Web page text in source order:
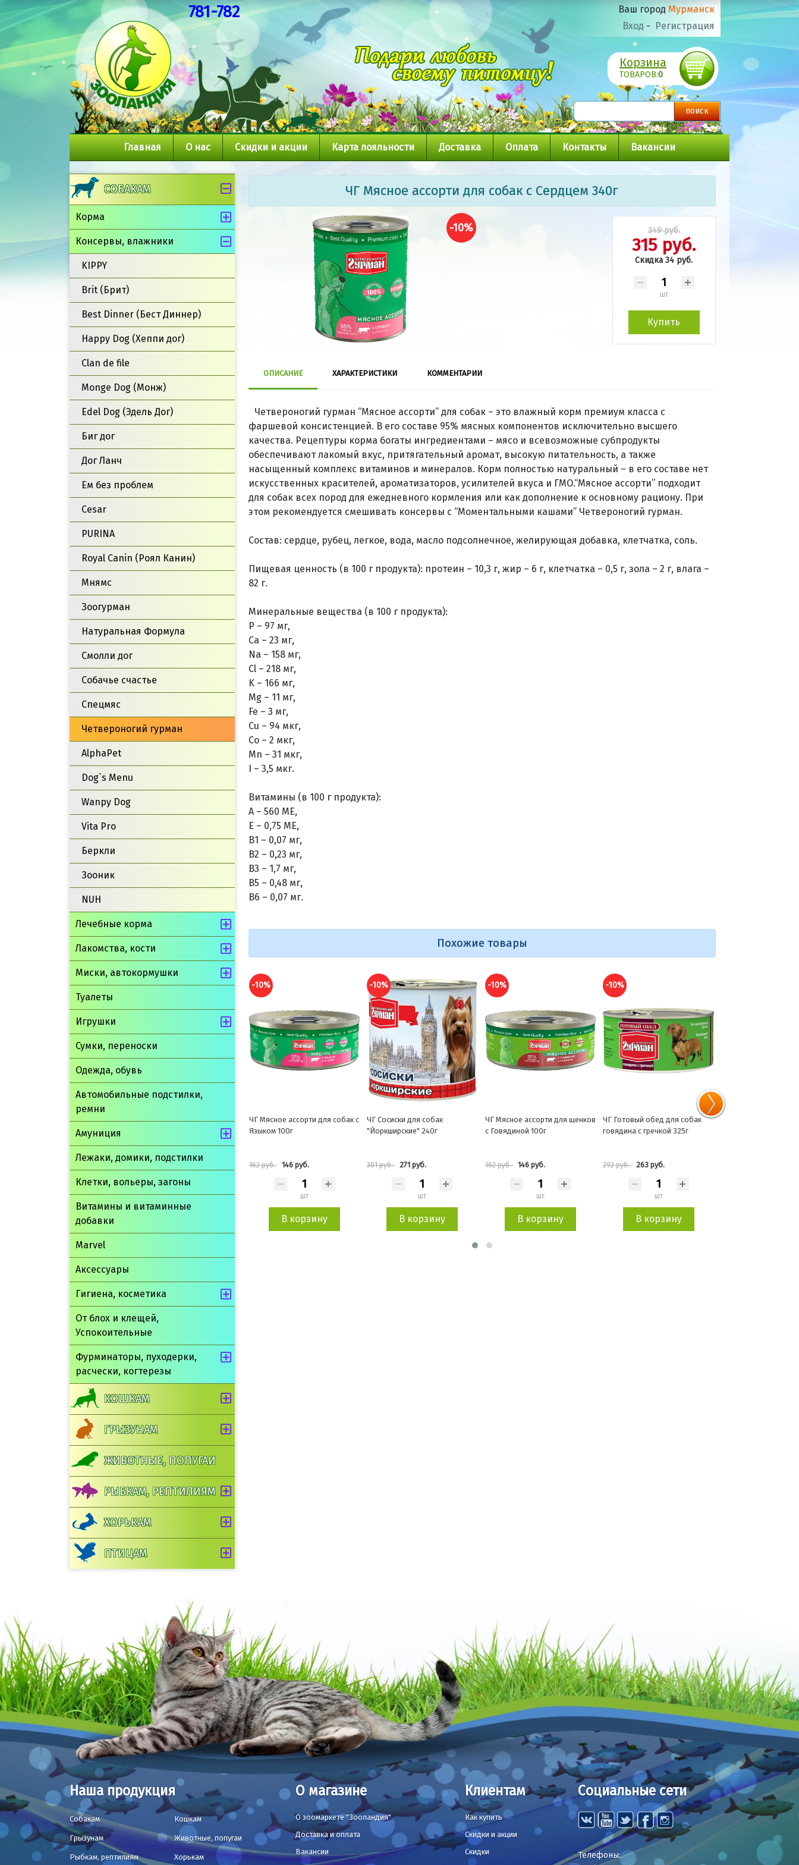
781-782 Ваш город Мурманск
Вход - Регистрация
Корзина
ТОВАРОВ:0
Главная О нас Скидки и акции Карта лояльности Доставка Оплата Контакты Вакансии
СОБАКАМ
Корма
Консервы, влажники
KIPPY
Brit (Брит)
Best Dinner (Бест Диннер)
Happy Dog (Хеппи дог)
Clan de file
Monge Dog (Монж)
Edel Dog (Эдель Дог)
Биг дог
Дог Ланч
Ем без проблем
Cesar
PURINA
Royal Canin (Роял Канин)
Мнямс
Зоогурман
Натуральная Формула
Смолли дог
Собачье счастье
Спецмяс
Четвероногий гурман
AlphaPet
Dog`s Menu
Wanpy Dog
Vita Pro
Беркли
Зооник
NUH
Лечебные корма
Лакомства, кости
Миски, автокормушки
Туалеты
Игрушки
Сумки, переноски
Одежда, обувь
Автомобильные подстилки,
ремни
Амуниция
Лежаки, домики, подстилки
Клетки, вольеры, загоны
Витамины и витаминные
добавки
Marvel
Аксессуары
Гигиена, косметика
От блох и клещей,
Успокоительные
Фурминаторы, пуходерки,
расчески, когтерезы
КОШКАМ
ГРЫЗУНАМ
ЖИВОТНЫЕ, ПОПУГАИ
РЫБКАМ, РЕПТИЛИЯМ
ХОРЬКАМ
ПТИЦАМ
ЧГ Мясное ассорти для собак с Сердцем 340г
-10% 349 руб.
315 руб.
Скидка 34 руб.
шт
Купить
ОПИСАНИЕ ХАРАКТЕРИСТИКИ КОММЕНТАРИИ
Четвероногий гурман “Мясное ассорти” для собак – это влажный корм премиум класса с
фаршевой консистенцией. В его составе 95% мясных компонентов исключительно высшего
качества. Рецептуры корма богаты ингредиентами – мясо и всевозможные субпродукты
обеспечивают лакомый вкус, притягательный аромат, высокую питательность, а также
насыщенный комплекс витаминов и минералов. Корм полностью натуральный – в его составе нет
искусственных красителей, ароматизаторов, усилителей вкуса и ГМО.“Мясное ассорти” подходит
для собак всех пород для ежедневного кормления или как дополнение к основному рациону. При
этом рекомендуется смешивать консервы с “Моментальными кашами” Четвероногий гурман.
Состав: сердце, рубец, легкое, вода, масло подсолнечное, желирующая добавка, клетчатка, соль.
Пищевая ценность (в 100 г продукта): протеин – 10,3 г, жир – 6 г, клетчатка – 0,5 г, зола – 2 г, влага –
82 г.
Минеральные вещества (в 100 г продукта):
P – 97 мг,
Ca – 23 мг,
Na – 158 мг,
Cl – 218 мг,
K – 166 мг,
Mg – 11 мг,
Fe – 3 мг,
Cu – 94 мкг,
Co – 2 мкг,
Mn – 31 мкг,
I – 3,5 мкг.
Витамины (в 100 г продукта):
А – 560 МЕ,
Е – 0,75 МЕ,
В1 – 0,07 мг,
В2 – 0,23 мг,
В3 – 1,7 мг,
В5 – 0,48 мг,
В6 – 0,07 мг.
Похожие товары
-10%
ЧГ Мясное ассорти для собак с
162 руб. 146 руб.
шт
-10%
ЧГ Сосиски для собак
"Йоркширские" 240г
301 руб. 271 руб.
шт
В корзину
-10%
ЧГ Мясное ассорти для щенков
с Говядиной 100г
162 руб. 146 руб.
шт
В корзину
-10%
ЧГ Готовый обед для собак
говядина с гречкой 325г
292 руб. 263 руб.
шт
В корзину
-10%
ЧГ Готовый обед для собак
потрошки с гречкой 325г
292 руб. 263 руб.
шт
В корзину
Наша продукция
Собакам Кошкам
Грызунам Животные, попугаи
Рыбкам, рептилиям Хорькам
О магазине
О зоомаркете "Зооландия"
Доставка и оплата
Вакансии
Клиентам
Как купить
Скидки и акции
Скидки
Социальные сети
Телефоны: